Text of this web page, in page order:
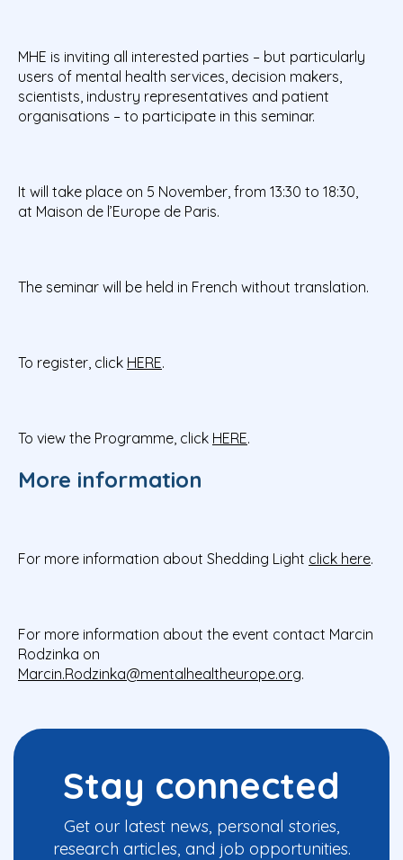
MHE is inviting all interested parties – but particularly
users of mental health services, decision makers,
scientists, industry representatives and patient
organisations – to participate in this seminar.
It will take place on 5 November, from 13:30 to 18:30,
at Maison de l’Europe de Paris.
The seminar will be held in French without translation.
To register, click HERE.
To view the Programme, click HERE.
More information
For more information about Shedding Light click here.
For more information about the event contact Marcin
Rodzinka on
Marcin.Rodzinka@mentalhealtheurope.org.
Stay connected
Get our latest news, personal stories,
research articles, and job opportunities.